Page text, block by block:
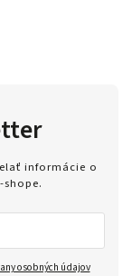
informácie o
osobných údajov